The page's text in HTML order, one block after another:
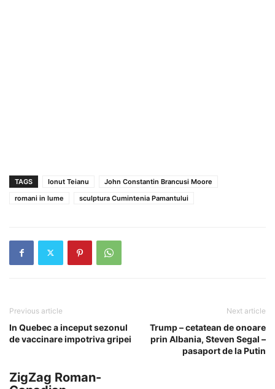
TAGS Ionut Teianu
John Constantin Brancusi Moore
romani in lume
sculptura Cumintenia Pamantului
Previous article
In Quebec a inceput sezonul
de vaccinare impotriva gripei
Next article
Trump – cetatean de onoare
prin Albania, Steven Segal –
pasaport de la Putin
ZigZag Roman-